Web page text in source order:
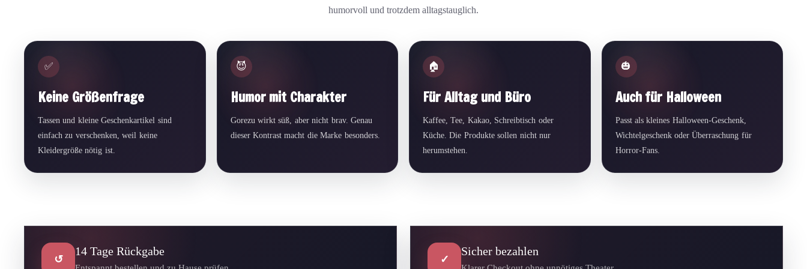
humorvoll und trotzdem alltagstauglich.
✅
Keine Größenfrage
Tassen und kleine Geschenkartikel sind
einfach zu verschenken, weil keine
Kleidergröße nötig ist.
😈
Humor mit Charakter
Gorezu wirkt süß, aber nicht brav. Genau
dieser Kontrast macht die Marke besonders.
🏠
Für Alltag und Büro
Kaffee, Tee, Kakao, Schreibtisch oder
Küche. Die Produkte sollen nicht nur
herumstehen.
🎃
Auch für Halloween
Passt als kleines Halloween-Geschenk,
Wichtelgeschenk oder Überraschung für
Horror-Fans.
↺
14 Tage Rückgabe
✓
Sicher bezahlen